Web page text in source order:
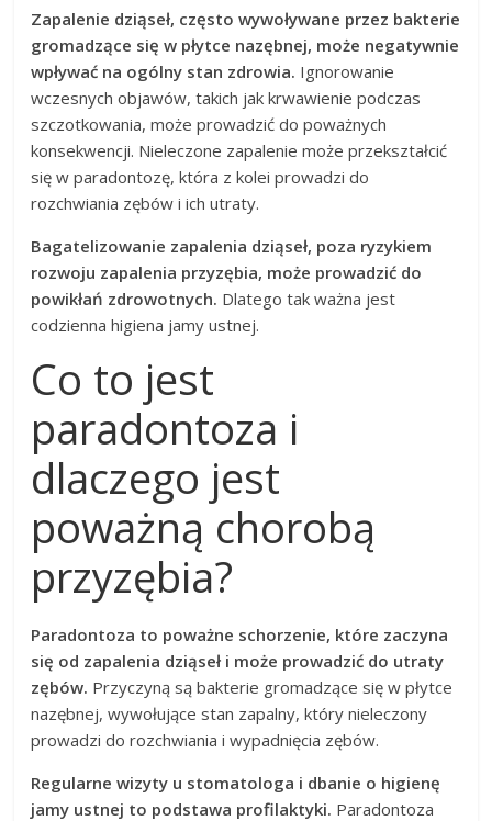
Zapalenie dziąseł, często wywoływane przez bakterie
gromadzące się w płytce nazębnej, może negatywnie
wpływać na ogólny stan zdrowia. Ignorowanie
wczesnych objawów, takich jak krwawienie podczas
szczotkowania, może prowadzić do poważnych
konsekwencji. Nieleczone zapalenie może przekształcić
się w paradontozę, która z kolei prowadzi do
rozchwiania zębów i ich utraty.
Bagatelizowanie zapalenia dziąseł, poza ryzykiem
rozwoju zapalenia przyzębia, może prowadzić do
powikłań zdrowotnych. Dlatego tak ważna jest
codzienna higiena jamy ustnej.
Co to jest
paradontoza i
dlaczego jest
poważną chorobą
przyzębia?
Paradontoza to poważne schorzenie, które zaczyna
się od zapalenia dziąseł i może prowadzić do utraty
zębów. Przyczyną są bakterie gromadzące się w płytce
nazębnej, wywołujące stan zapalny, który nieleczony
prowadzi do rozchwiania i wypadnięcia zębów.
Regularne wizyty u stomatologa i dbanie o higienę
jamy ustnej to podstawa profilaktyki. Paradontoza